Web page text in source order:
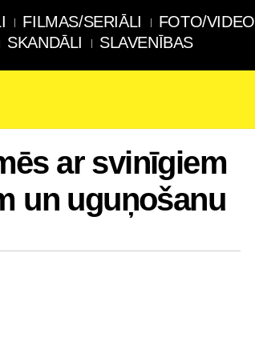
FILMAS/SERIĀLI FOTO/VIDEO
SKANDĀLI SLAVENĪBAS
ar svinīgiem
un uguņošanu